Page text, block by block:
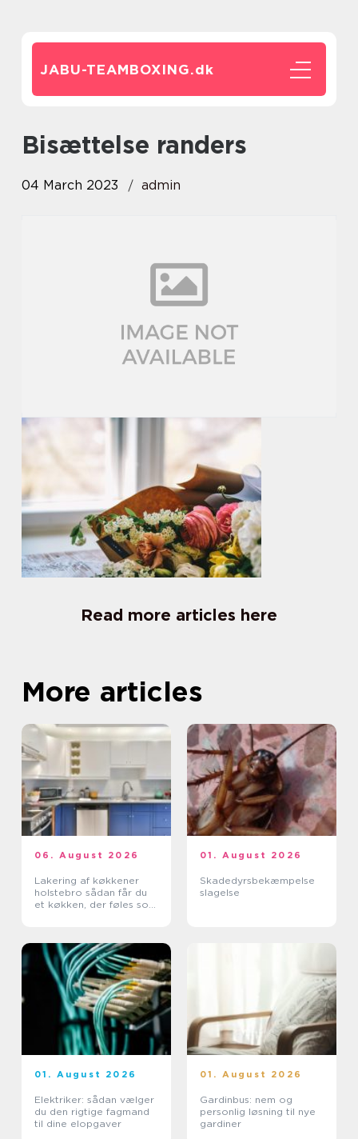
JABU-TEAMBOXING.dk
bisættelse randers
04 March 2023 admin
Read more articles here
More articles
06. August 2026
Lakering af køkkener
holstebro sådan får du
et køkken, der føles som
01. August 2026
Skadedyrsbekæmpelse
slagelse
01. August 2026
Elektriker: sådan vælger
du den rigtige fagmand
til dine elopgaver
01. August 2026
Gardinbus: nem og
personlig løsning til nye
gardiner